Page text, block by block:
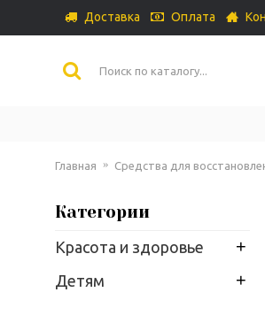
Доставка Оплата
Главная Средства для
Категории
Красота и здоровье +
Детям +